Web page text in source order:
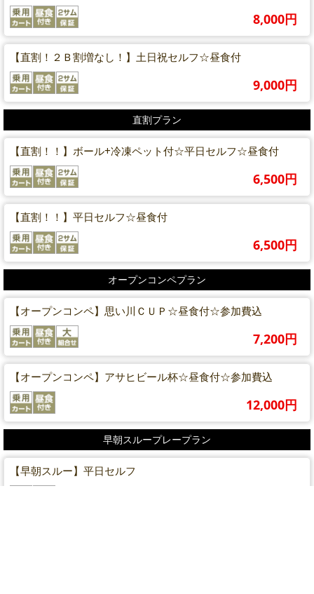
8,000円
【直割！２Ｂ割増なし！】土日祝セルフ☆昼食付
9,000円
直割プラン
【直割！！】ボール+冷凍ペット付☆平日セルフ☆昼食付
6,500円
【直割！！】平日セルフ☆昼食付
6,500円
オープンコンペプラン
【オープンコンペ】思い川ＣＵＰ☆昼食付☆参加費込
7,200円
【オープンコンペ】アサヒビール杯☆昼食付☆参加費込
12,000円
早朝スループレープラン
【早朝スルー】平日セルフ